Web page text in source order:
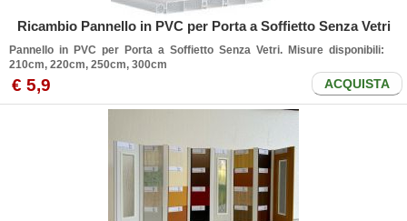
Ricambio Pannello in PVC per Porta a Soffietto Senza Vetri
Pannello in PVC per Porta a Soffietto Senza Vetri. Misure disponibili:
210cm, 220cm, 250cm, 300cm
€ 5,9 ACQUISTA